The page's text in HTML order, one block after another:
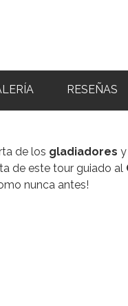
RESEÑAS
de los gladiadores
de este tour guiado al
nunca antes!